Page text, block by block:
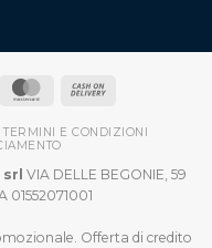
TERMINI E CONDIZIONI
VIA DELLE BEGONIE, 59
01552071001
Offerta di credito